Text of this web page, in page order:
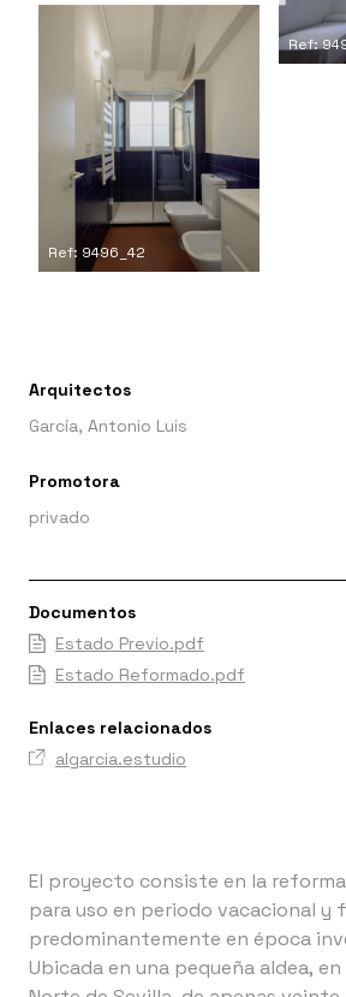
Ref:
Ref: 9496_42
Arquitectos
García, Antonio Luis
Promotora
privado
Documentos
Estado Previo.pdf
Estado Reformado.pdf
Enlaces relacionados
algarcia.estudio
El proyecto consiste en la
para uso en periodo vacacional y
predominantemente en época
Ubicada en una pequeña aldea,